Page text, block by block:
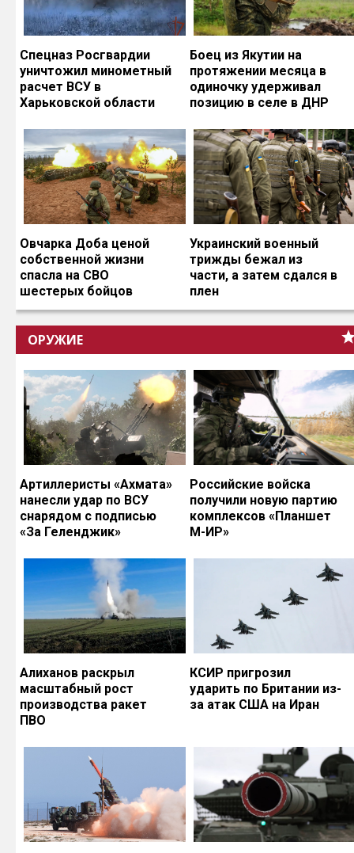
Спецназ Росгвардии
уничтожил минометный
расчет ВСУ в
Харьковской области
Боец из Якутии на
протяжении месяца в
одиночку удерживал
позицию в селе в ДНР
Овчарка Доба ценой
собственной жизни
спасла на СВО
шестерых бойцов
Украинский военный
трижды бежал из
части, а затем сдался в
плен
ОРУЖИЕ
Артиллеристы «Ахмата»
нанесли удар по ВСУ
снарядом с подписью
«За Геленджик»
Российские войска
получили новую партию
комплексов «Планшет
М-ИР»
Алиханов раскрыл
масштабный рост
производства ракет
ПВО
КСИР пригрозил
ударить по Британии из-
за атак США на Иран